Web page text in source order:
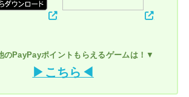
のPayPayポイントもらえるゲームは！ ▼
▶こちら◀